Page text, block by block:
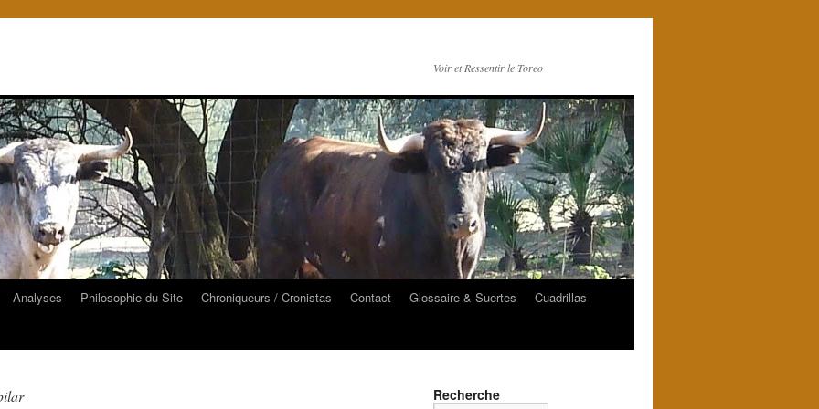
Voir et Ressentir le Toreo
Analyses Philosophie du Site Chroniqueurs / Cronistas Contact Glossaire & Suertes
Cuadrillas
Recherche